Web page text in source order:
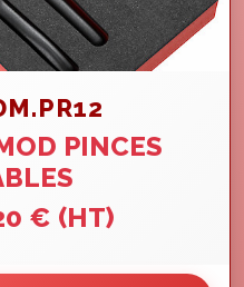
PINCES
€ (HT)